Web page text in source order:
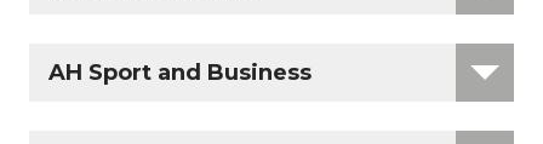
AH Sport and Business